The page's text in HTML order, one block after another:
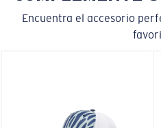
Encuentra el accesorio